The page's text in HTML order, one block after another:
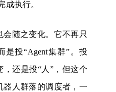
成执行。
会随之变化。它不再只
是投“Agent集群” 。投
，还是投“人 ” ，但这个
器人群落的调度者，一